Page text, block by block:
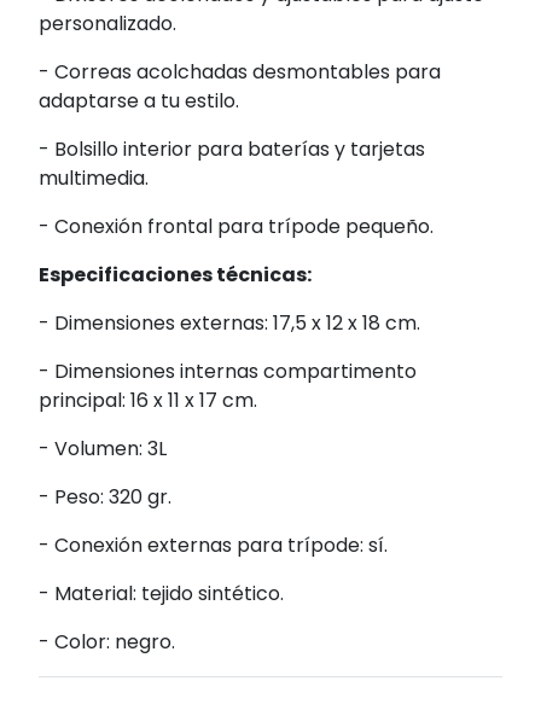
personalizado.
- Correas acolchadas desmontables para
adaptarse a tu estilo.
- Bolsillo interior para baterías y tarjetas
multimedia.
- Conexión frontal para trípode pequeño.
Especificaciones técnicas:
- Dimensiones externas: 17,5 x 12 x 18 cm.
- Dimensiones internas compartimento
principal: 16 x 11 x 17 cm.
- Volumen: 3L
- Peso: 320 gr.
- Conexión externas para trípode: sí.
- Material: tejido sintético.
- Color: negro.